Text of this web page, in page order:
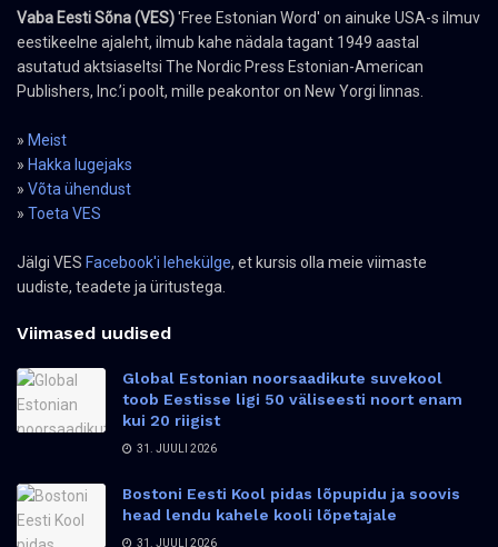
Vaba Eesti Sõna (VES)'Free Estonian Word' on ainuke USA-s ilmuv
eestikeelne ajaleht, ilmub kahe nädala tagant 1949 aastal
asutatud aktsiaseltsi The Nordic Press Estonian-American
Publishers, Inc.’i poolt, mille peakontor on New Yorgi linnas.
» Meist
» Hakka lugejaks
» Võta ühendust
» Toeta VES
Jälgi VES Facebook'i lehekülge, et kursis olla meie viimaste
uudiste, teadete ja üritustega.
Viimased uudised
Global Estonian noorsaadikute suvekool
toob Eestisse ligi 50 väliseesti noort enam
kui 20 riigist
31. JUULI 2026
Bostoni Eesti Kool pidas lõpupidu ja soovis
head lendu kahele kooli lõpetajale
31. JUULI 2026